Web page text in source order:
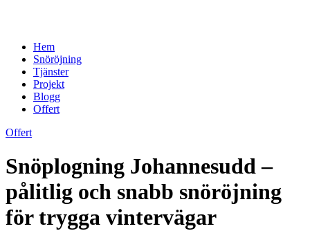
Hem
Snöröjning
Tjänster
Projekt
Blogg
Offert
Offert
Snöplogning Johannesudd –
pålitlig och snabb snöröjning
för trygga vintervägar